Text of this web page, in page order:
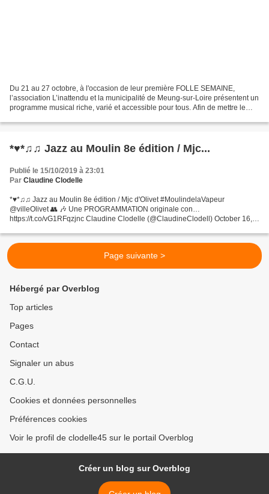
Du 21 au 27 octobre, à l'occasion de leur première FOLLE SEMAINE,
l’association L’inattendu et la municipalité de Meung-sur-Loire présentent un
programme musical riche, varié et accessible pour tous. Afin de mettre le
*♥*♫♫ Jazz au Moulin 8e édition / Mjc...
Publié le 15/10/2019 à 23:01
Par Claudine Clodelle
*♥*♫♫ Jazz au Moulin 8e édition / Mjc d'Olivet #MoulindelaVapeur
@villeOlivet 👥 🎶 Une PROGRAMMATION originale con…
https://t.co/vG1RFqzjnc Claudine Clodelle (@ClaudineClodell) October 16,
Page suivante >
Hébergé par Overblog
Top articles
Pages
Contact
Signaler un abus
C.G.U.
Cookies et données personnelles
Préférences cookies
Voir le profil de clodelle45 sur le portail Overblog
Créer un blog sur Overblog